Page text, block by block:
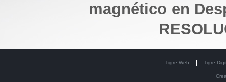
magnético en
Tigre Web Tigre